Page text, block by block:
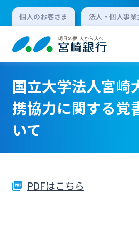
個人のお客さま 法人・個人事業
個人向けインターネッ
国立大学法人宮崎
携協力に関する覚
いて
PDFはこちら